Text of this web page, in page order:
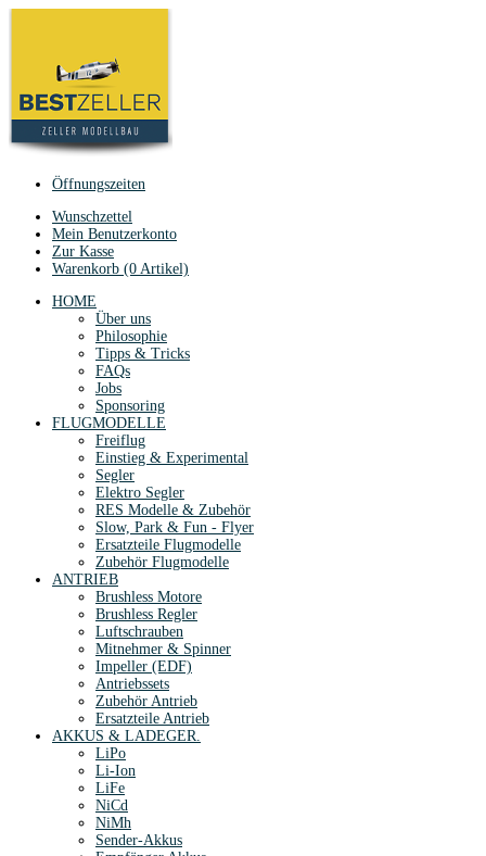
Öffnungszeiten
Wunschzettel
Mein Benutzerkonto
Zur Kasse
Warenkorb (0 Artikel)
HOME
Über uns
Philosophie
Tipps & Tricks
FAQs
Jobs
Sponsoring
FLUGMODELLE
Freiflug
Einstieg & Experimental
Segler
Elektro Segler
RES Modelle & Zubehör
Slow, Park & Fun - Flyer
Ersatzteile Flugmodelle
Zubehör Flugmodelle
ANTRIEB
Brushless Motore
Brushless Regler
Luftschrauben
Mitnehmer & Spinner
Impeller (EDF)
Antriebssets
Zubehör Antrieb
Ersatzteile Antrieb
AKKUS & LADEGER.
LiPo
Li-Ion
LiFe
NiCd
NiMh
Sender-Akkus